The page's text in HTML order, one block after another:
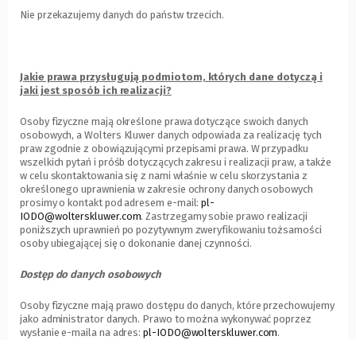
Nie przekazujemy danych do państw trzecich.
Jakie prawa przysługują podmiotom, których dane dotyczą i
jaki jest sposób ich realizacji?
Osoby fizyczne mają określone prawa dotyczące swoich danych
osobowych, a Wolters Kluwer danych odpowiada za realizację tych
praw zgodnie z obowiązującymi przepisami prawa. W przypadku
wszelkich pytań i próśb dotyczących zakresu i realizacji praw, a także
w celu skontaktowania się z nami właśnie w celu skorzystania z
określonego uprawnienia w zakresie ochrony danych osobowych
prosimy o kontakt pod adresem e-mail:pl-
IODO@wolterskluwer.com. Zastrzegamy sobie prawo realizacji
poniższych uprawnień po pozytywnym zweryfikowaniu tożsamości
osoby ubiegającej się o dokonanie danej czynności.
Dostęp do danych osobowych
Osoby fizyczne mają prawo dostępu do danych, które przechowujemy
jako administrator danych. Prawo to można wykonywać poprzez
wysłanie e-maila na adres:pl-IODO@wolterskluwer.com.